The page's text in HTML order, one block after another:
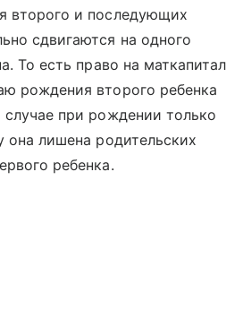
второго и последующих
сдвигаются на одного
То есть право на маткапитал
рождения второго ребенка
случае при рождении только
она лишена родительских
ребенка.